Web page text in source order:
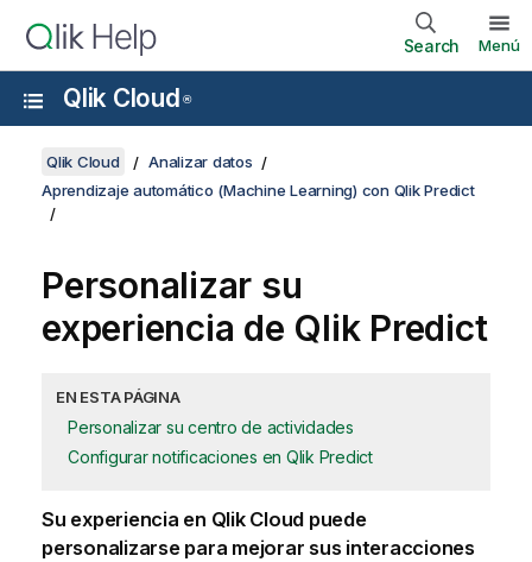
Search Menú
Qlik Cloud ®
Qlik Cloud
Analizar datos
Aprendizaje automático (Machine Learning) con Qlik Predict
Personalizar su
experiencia de Qlik Predict
EN ESTA PÁGINA
Personalizar su centro de actividades
Configurar notificaciones en Qlik Predict
Su experiencia en Qlik Cloud puede
personalizarse para mejorar sus interacciones